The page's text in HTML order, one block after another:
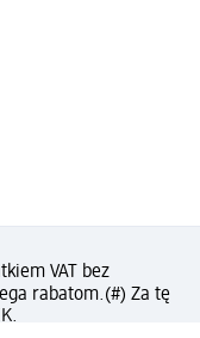
VAT bez
rabatom.(#) Za tę